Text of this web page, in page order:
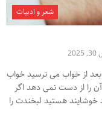
شعر و ادبیات
از خواب می ترسید خواب
را از دست نمی دهد اگر
هستید لبخندت را